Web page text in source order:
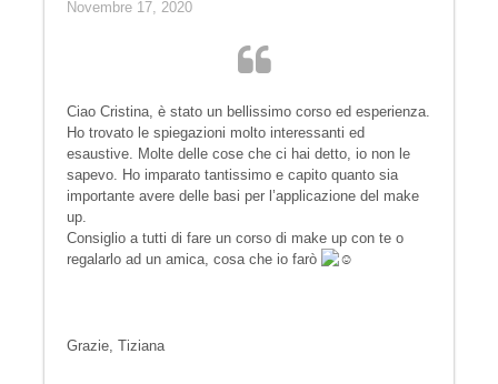
Novembre 17, 2020
Ciao Cristina, è stato un bellissimo corso ed esperienza.
Ho trovato le spiegazioni molto interessanti ed
esaustive. Molte delle cose che ci hai detto, io non le
sapevo. Ho imparato tantissimo e capito quanto sia
importante avere delle basi per l’applicazione del make
up.
Consiglio a tutti di fare un corso di make up con te o
regalarlo ad un amica, cosa che io farò
Grazie, Tiziana